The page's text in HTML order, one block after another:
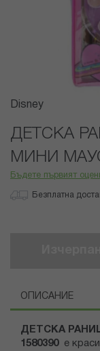
Преминете
началото
галерия
със
Disney
ДЕТСКА
МИНИ
Бъдете първият
Безплатна
ОПИСАНИЕ
ДЕТСКА
1580390 е